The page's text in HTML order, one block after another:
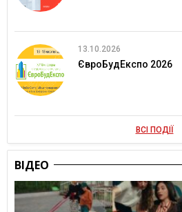
13.10.2026
ЄвроБудЕкспо 2026
ВСІ ПОДІЇ
ВІДЕО